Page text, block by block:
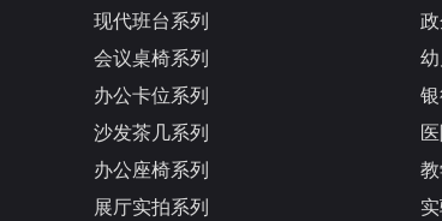
现代班台系列
会议桌椅系列
办公卡位系列
沙发茶几系列
办公座椅系列
展厅实拍系列